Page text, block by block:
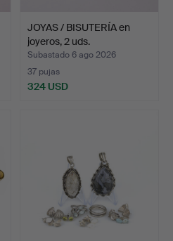
JOYAS / BISUTERÍA en
joyeros, 2 uds.
Subastado 6 ago 2026
37 pujas
324 USD